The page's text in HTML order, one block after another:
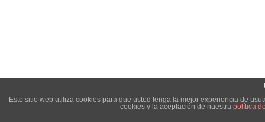
Este sitio web utiliza cookies para que usted tenga la mejor experiencia de
cookies y la aceptación de nuestra política